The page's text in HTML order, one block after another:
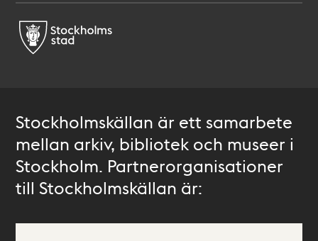
Stockholmskällan är ett samarbete
mellan arkiv, bibliotek och museer i
Stockholm. Partnerorganisationer
till Stockholmskällan är: